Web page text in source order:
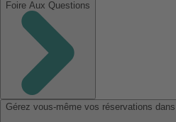
Foire Aux Questions
Gérez vous-même vos réservations